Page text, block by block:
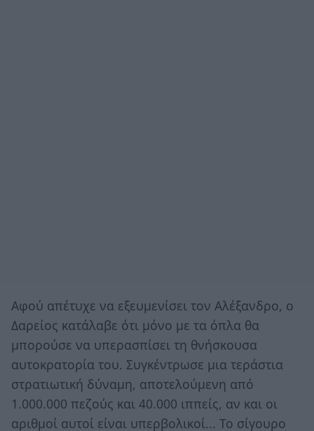
Αφού απέτυχε να εξευμενίσει τον Αλέξανδρο, ο
Δαρείος κατάλαβε ότι μόνο με τα όπλα θα
μπορούσε να υπερασπίσει τη θνήσκουσα
αυτοκρατορία του. Συγκέντρωσε μια τεράστια
στρατιωτική δύναμη, αποτελούμενη από
1.000.000 πεζούς και 40.000 ιππείς, αν και οι
αριθμοί αυτοί είναι υπερβολικοί... Το σίγουρο